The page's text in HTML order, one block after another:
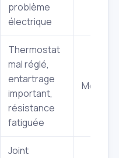
problème
électrique
Thermostat
mal réglé,
entartrage
important,
résistance
fatiguée
Joint